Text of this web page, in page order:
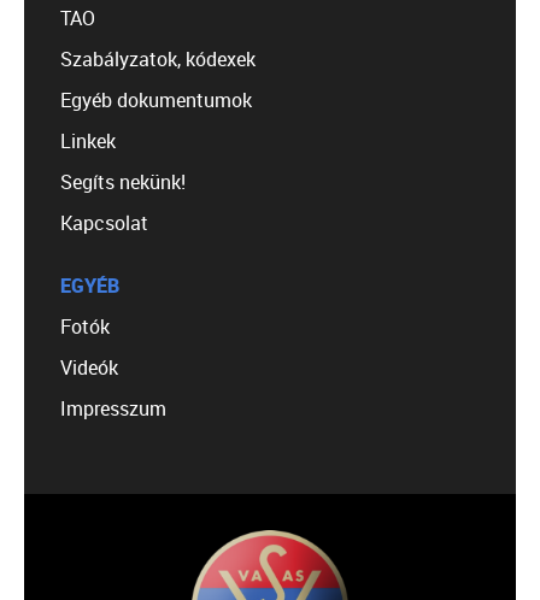
TAO
Szabályzatok, kódexek
Egyéb dokumentumok
Linkek
Segíts nekünk!
Kapcsolat
EGYÉB
Fotók
Videók
Impresszum